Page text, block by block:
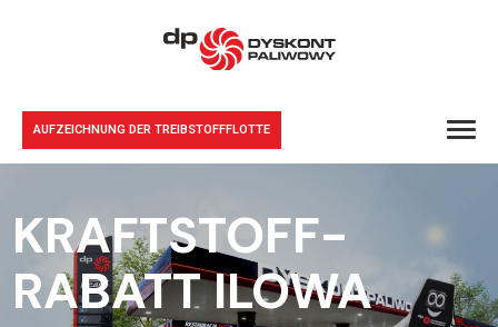
AUFZEICHNUNG DER TREIBSTOFFFLOTTE
KRAFTSTOFF-
RABATT ILOWA